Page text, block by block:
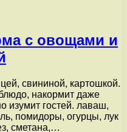
с овощами и
свининой, картошкой.
накормит даже
изумит гостей. лаваш,
помидоры, огурцы, лук
сметана,…